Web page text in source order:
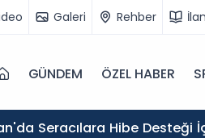
Galeri Rehber
GÜNDEM ÖZEL HABER
Erzincan'da